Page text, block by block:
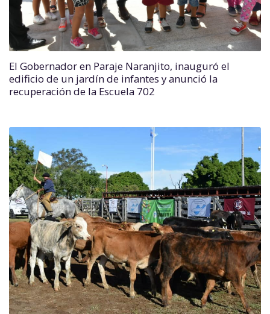
El Gobernador en Paraje Naranjito, inauguró el
edificio de un jardín de infantes y anunció la
recuperación de la Escuela 702